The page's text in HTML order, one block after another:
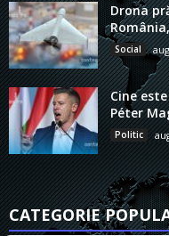
Drona
Social
Cine
Péter
Politic
CATEGORIE